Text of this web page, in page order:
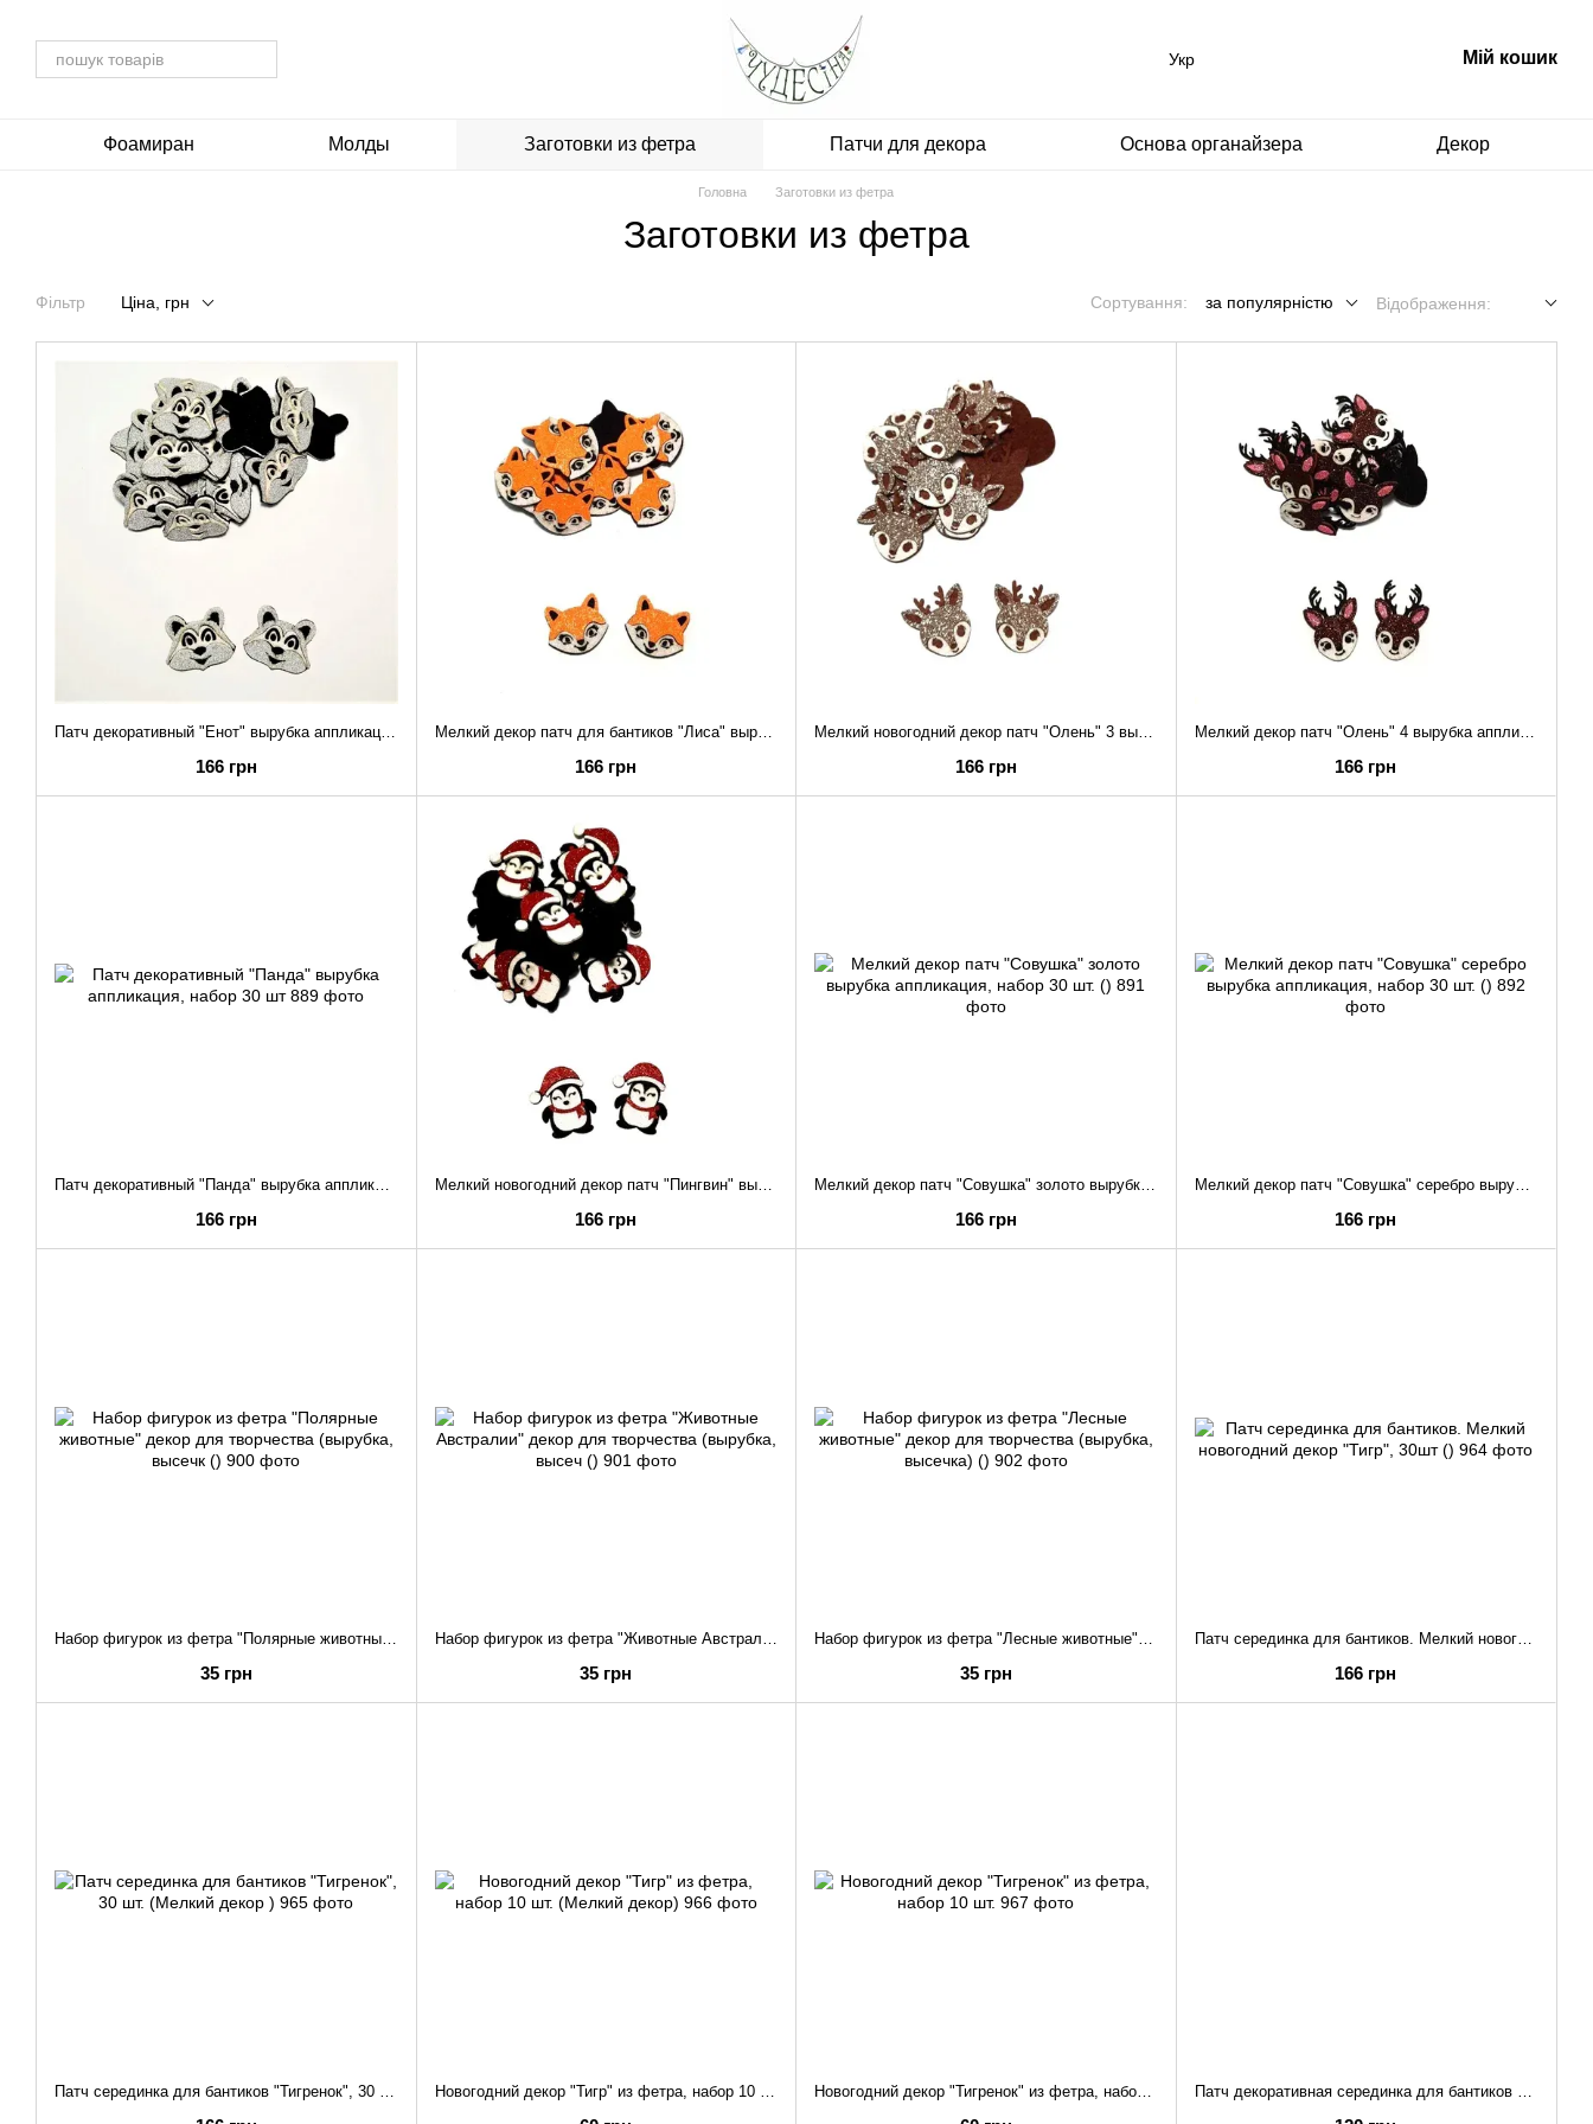
Укр Мій кошик
Фоамиран Молды Заготовки из фетра Патчи для декора Основа органайзера Декор
Головна Заготовки из фетра
Заготовки из фетра
Фільтр Ціна, грн Сортування: за популярністю Відображення:
166 грн
Мелкий декор патч для бантиков "Лиса" вырубка аппликация, набор 30шт ()
166 грн 166 грн
Мелкий декор патч "Олень" 4 вырубка аппликация, набор 30 шт
166 грн
Патч декоративный "Панда" вырубка аппликация, набор 30 шт
166 грн
Мелкий новогодний декор патч "Пингвин" вырубка аппликация, набор 30 шт. ()
166 грн
Мелкий декор патч "Совушка" золото вырубка аппликация, набор 30 шт. ()
166 грн
Мелкий декор патч "Совушка" серебро вырубка аппликация, набор 30 шт. ()
166 грн
35 грн 35 грн 35 грн
Патч серединка для бантиков. Мелкий новогодний декор "Тигр", 30шт ()
166 грн
Патч серединка для бантиков "Тигренок", 30 шт. (Мелкий декор ) Новогодний декор "Тигр" из фетра, набор 10 шт. (Мелкий декор) Новогодний декор "Тигренок" из фетра, набор 10 шт. Патч декоративная серединка для бантиков и заколок. "Голова кролика", 20 шт. ()